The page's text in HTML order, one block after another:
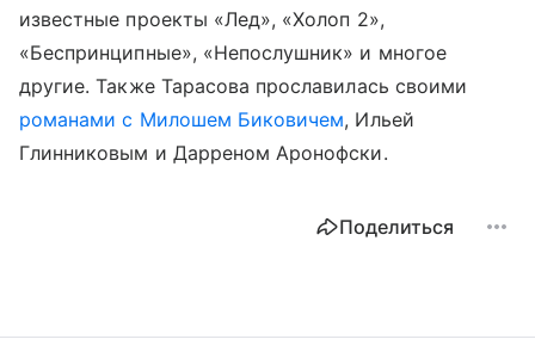
известные проекты «Лед», «Холоп 2»,
«Беспринципные», «Непослушник» и многое
другие. Также Тарасова прославилась своими
романами с Милошем Биковичем, Ильей
Глинниковым и Дарреном Аронофски.
Поделиться